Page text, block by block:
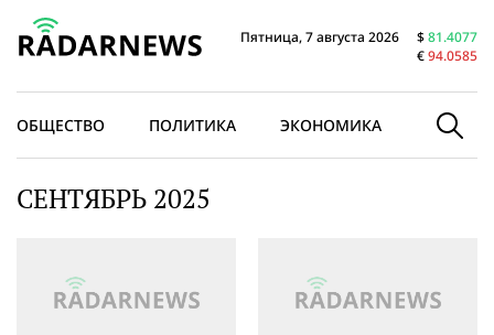
Пятница, 7 августа 2026 $81.4077
€94.0585
ОБЩЕСТВО ПОЛИТИКА ЭКОНОМИКА В МИРЕ
СЕНТЯБРЬ 2025